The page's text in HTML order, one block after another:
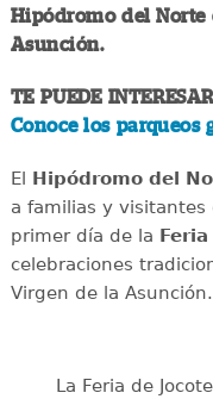
Hipódromo del Norte
Asunción.
TE PUEDE
Conoce los parqueos
El Hipódromo del
a familias y visitantes
primer día de la
celebraciones
Virgen de la Asunción.
La Feria de